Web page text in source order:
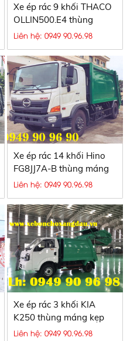
Xe ép rác 9 khối THACO
OLLIN500.E4 thùng
máng kẹp
Liên hệ: 0949 90.96.98
Xe ép rác 14 khối Hino
FG8JJ7A-B thùng máng
xúc
Liên hệ: 0949 90.96.98
Xe ép rác 3 khối KIA
K250 thùng máng kẹp
Liên hệ: 0949 90.96.98